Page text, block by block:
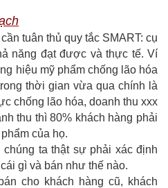
tuân thủ quy tắc SMART: cụ
năng đạt được và thực tế. Ví
hiệu mỹ phẩm chống lão hóa
thời gian vừa qua chính là
chống lão hóa, doanh thu xxx
thu thì 80% khách hàng phải
của họ.
ta thật sự phải xác định
gì và bán như thế nào.
cho khách hàng cũ, khách